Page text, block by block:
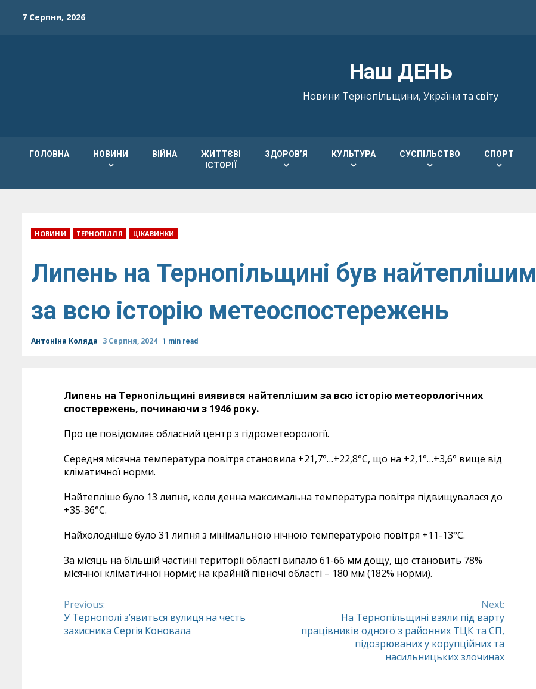
7 Серпня, 2026
Наш ДЕНЬ
Новини Тернопільщини, України та світу
ГОЛОВНА НОВИНИ ВІЙНА
ЖИТТЄВІ
ІСТОРІЇ
ЗДОРОВ’Я КУЛЬТУРА СУСПІЛЬСТВО СПОРТ
НОВИНИ ТЕРНОПІЛЛЯ ЦІКАВИНКИ
Липень на Тернопільщині був найтеплішим
за всю історію метеоспостережень
Антоніна Коляда 3 Серпня, 2024 1 min read
Липень на Тернопільщині виявився найтеплішим за всю історію метеорологічних
спостережень, починаючи з 1946 року.
Про це повідомляє обласний центр з гідрометеорології.
Середня місячна температура повітря становила +21,7°…+22,8°С, що на +2,1°…+3,6° вище від
кліматичної норми.
Найтепліше було 13 липня, коли денна максимальна температура повітря підвищувалася до
+35-36°С.
Найхолодніше було 31 липня з мінімальною нічною температурою повітря +11-13°С.
За місяць на більшій частині території області випало 61-66 мм дощу, що становить 78%
місячної кліматичної норми; на крайній півночі області – 180 мм (182% норми).
Continue
Reading
Previous:
У Тернополі з’явиться вулиця на честь
захисника Сергія Коновала
Next:
На Тернопільщині взяли під варту
працівників одного з районних ТЦК та СП,
підозрюваних у корупційних та
насильницьких злочинах